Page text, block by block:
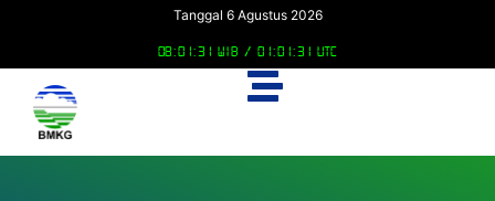
Tanggal 6 Agustus 2026
08:01:31 WIB / 01:01:31 UTC